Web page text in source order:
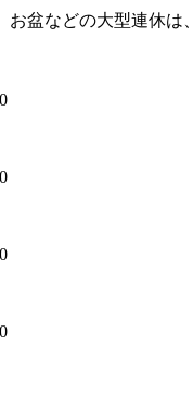
お盆などの大型連休